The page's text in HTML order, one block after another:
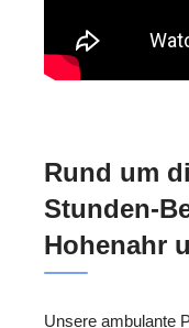
Rund um
Stunden-
Hohenahr
Unsere ambulante